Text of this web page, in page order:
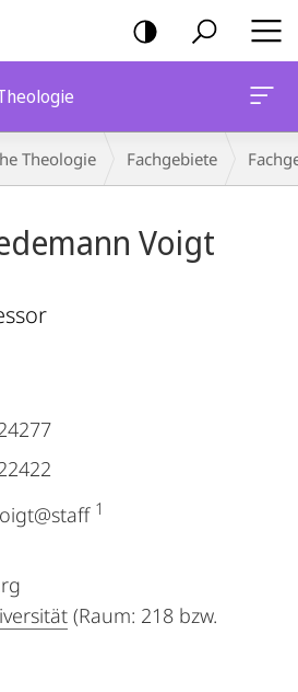
Theologie Fachgebiete
Voigt
1
(Raum: 218 bzw.